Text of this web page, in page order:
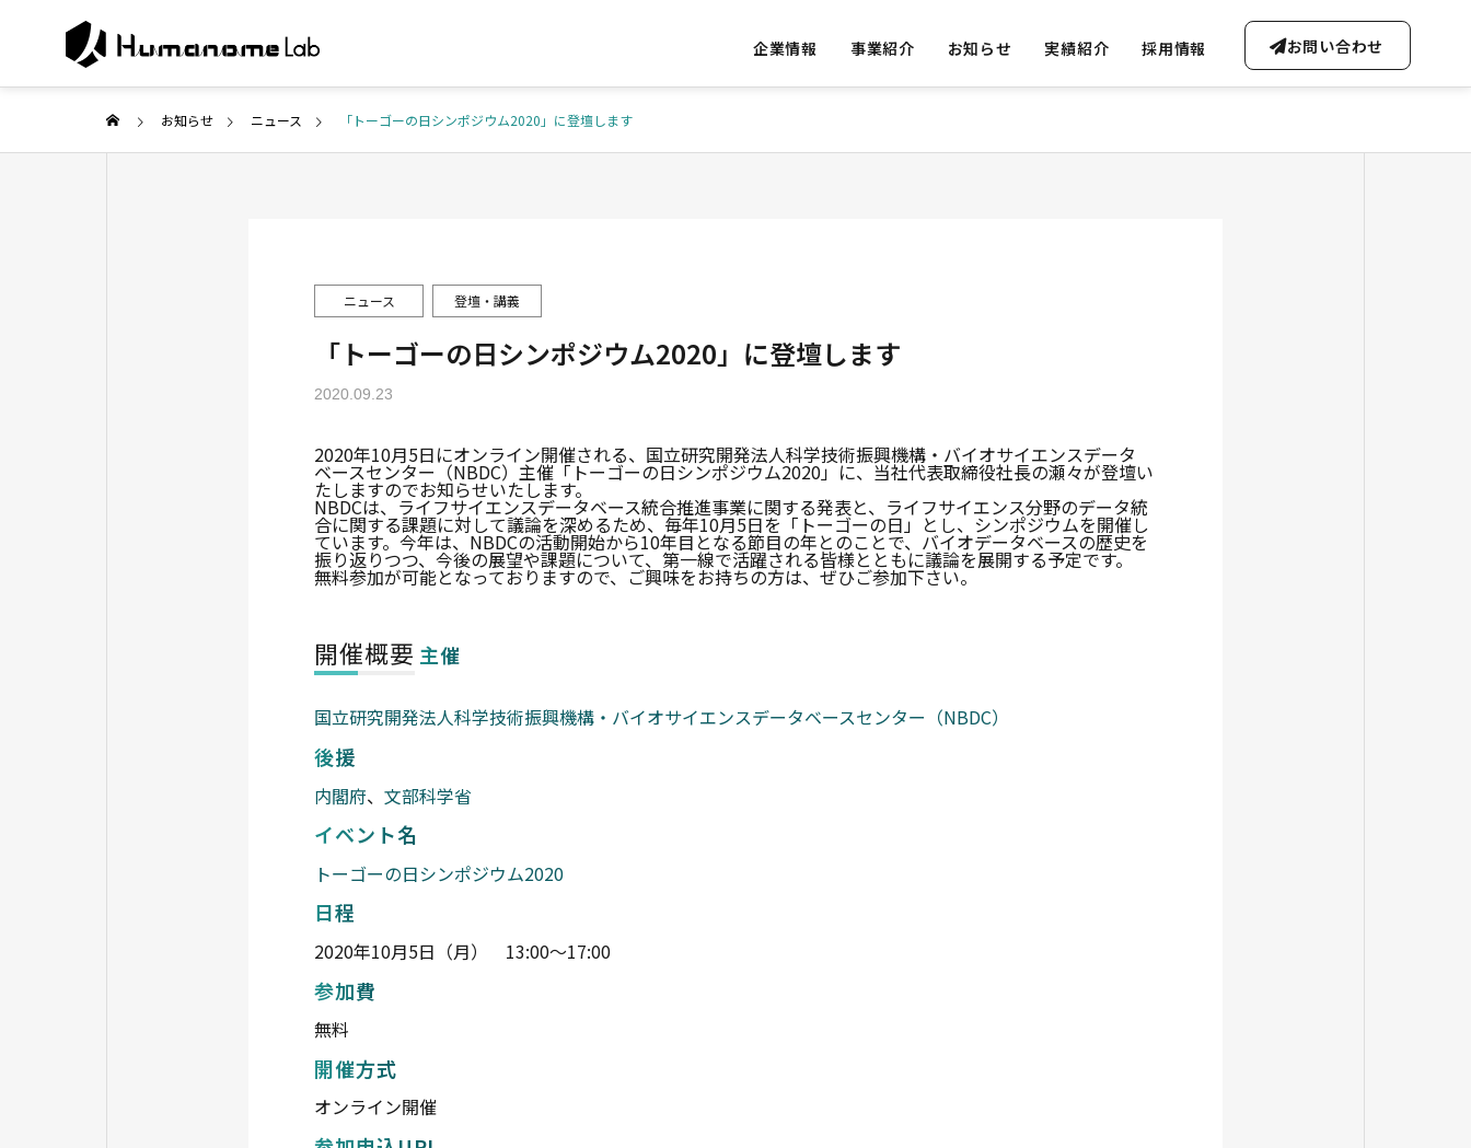
企業情報 事業紹介 お知らせ 実績紹介 採用情報 お問い合わせ
PUBLISHED
研究・メディア実績
ACCESS
Collaborative Re
共同研究・開発 AIコンサルテーション バイタルデータ事業 生成AI事業
お知らせ ニュース 「トーゴーの日シンポジウム2020」に登壇します
ニュース 登壇・講義
「トーゴーの日シンポジウム2020」に登壇します
2020.09.23
2020年10月5日にオンライン開催される、国立研究開発法人科学技術振興機構・バイオサイエンスデータ
ベースセンター（NBDC）主催「トーゴーの日シンポジウム2020」に、当社代表取締役社長の瀬々が登壇い
たしますのでお知らせいたします。
NBDCは、ライフサイエンスデータベース統合推進事業に関する発表と、ライフサイエンス分野のデータ統
合に関する課題に対して議論を深めるため、毎年10月5日を「トーゴーの日」とし、シンポジウムを開催し
ています。今年は、NBDCの活動開始から10年目となる節目の年とのことで、バイオデータベースの歴史を
振り返りつつ、今後の展望や課題について、第一線で活躍される皆様とともに議論を展開する予定です。
無料参加が可能となっておりますので、ご興味をお持ちの方は、ぜひご参加下さい。
開催概要 主催
国立研究開発法人科学技術振興機構・バイオサイエンスデータベースセンター（NBDC）
後援
内閣府、 文部科学省
イベント名
トーゴーの日シンポジウム2020
日程
2020年10月5日（月） 13:00～17:00
参加費
無料
開催方式
オンライン開催